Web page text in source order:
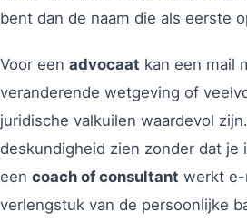
bent dan de naam die als eerste
Voor een advocaat kan een mail
veranderende wetgeving of
juridische valkuilen waardevol
deskundigheid zien zonder dat je
een coach of consultant werkt e-
verlengstuk van de persoonlijke